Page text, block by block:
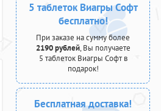
5 таблеток Виагры Софт
бесплатно!
При заказе на сумму более
2190 рублей, Вы получаете
5 таблеток Виагры Софт в
подарок!
Бесплатная доставка!